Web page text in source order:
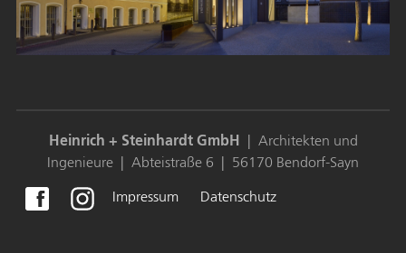
Heinrich + Steinhardt GmbH
| Architekten und
Ingenieure | Abteistraße 6 | 56170 Bendorf-Sayn
Impressum Datenschutz